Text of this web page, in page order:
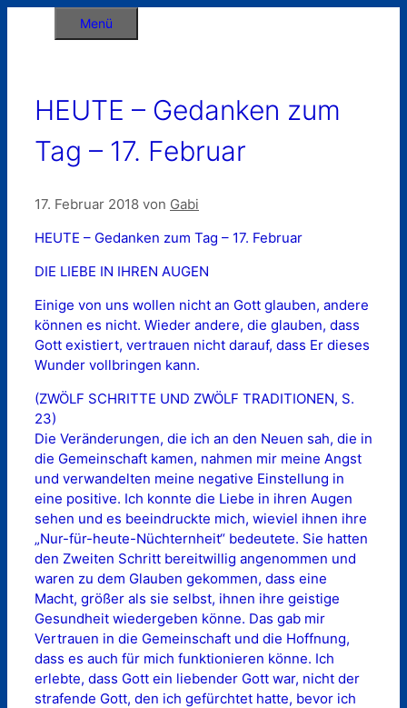
Menü
HEUTE – Gedanken zum
Tag – 17. Februar
17. Februar 2018 von Gabi
HEUTE – Gedanken zum Tag – 17. Februar
DIE LIEBE IN IHREN AUGEN
Einige von uns wollen nicht an Gott glauben, andere
können es nicht. Wieder andere, die glauben, dass
Gott existiert, vertrauen nicht darauf, dass Er dieses
Wunder vollbringen kann.
(ZWÖLF SCHRITTE UND ZWÖLF TRADITIONEN, S.
23)
Die Veränderungen, die ich an den Neuen sah, die in
die Gemeinschaft kamen, nahmen mir meine Angst
und verwandelten meine negative Einstellung in
eine positive. Ich konnte die Liebe in ihren Augen
sehen und es beeindruckte mich, wieviel ihnen ihre
„Nur-für-heute-Nüchternheit“ bedeutete. Sie hatten
den Zweiten Schritt bereitwillig angenommen und
waren zu dem Glauben gekommen, dass eine
Macht, größer als sie selbst, ihnen ihre geistige
Gesundheit wiedergeben könne. Das gab mir
Vertrauen in die Gemeinschaft und die Hoffnung,
dass es auch für mich funktionieren könne. Ich
erlebte, dass Gott ein liebender Gott war, nicht der
strafende Gott, den ich gefürchtet hatte, bevor ich